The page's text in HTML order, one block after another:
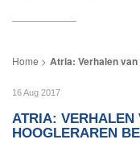
Atria: Verhalen
16 Aug 2017
ATRIA: VERHALEN
HOOGLERAREN